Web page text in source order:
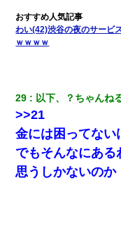
わい(42)渋谷の夜のサービ
ｗｗｗｗ
29 以下、？ちゃんね
>>21
金には困ってな
でもそんなにあ
思うしかないのか